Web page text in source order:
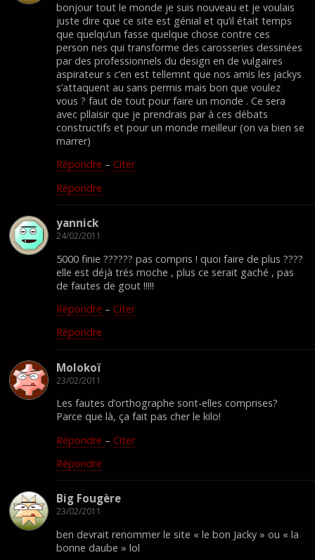
bonjour tout le monde je suis nouveau et je voulais
juste dire que ce site est génial et qu’il était temps
que quelqu’un fasse quelque chose contre ces
person nes qui transforme des carosseries dessinées
par des professionnels du design en de vulgaires
aspirateur s c’en est tellemnt que nos amis les jackys
s’attaquent au sans permis mais bon que voulez
vous ? faut de tout pour faire un monde . Ce sera
avec pllaisir que je prendrais par à ces débats
constructifs et pour un monde meilleur (on va bien se
marrer)
Répondre – Citer
Répondre
yannick
24/02/2011
5000 finie ?????? pas compris ! quoi faire de plus ????
elle est déjà trés moche , plus ce serait gaché , pas
de fautes de gout !!!!!
Répondre – Citer
Répondre
Molokoï
23/02/2011
Les fautes d’orthographe sont-elles comprises?
Parce que là, ça fait pas cher le kilo!
Répondre – Citer
Répondre
Big Fougère
23/02/2011
ben devrait renommer le site « le bon Jacky » ou « la
bonne daube » lol